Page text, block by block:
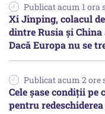
Publicat acum 1 ora
Xi Jinping, colacul
dintre Rusia și
Dacă Europa nu se
Publicat acum 2 ore
Cele șase condiții
pentru